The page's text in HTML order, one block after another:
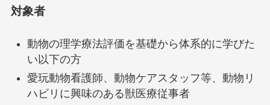
対象者
動物の理学療法評価を基礎から体系的に学びた
い以下の方
愛玩動物看護師、動物ケアスタッフ等、動物リ
ハビリに興味のある獣医療従事者